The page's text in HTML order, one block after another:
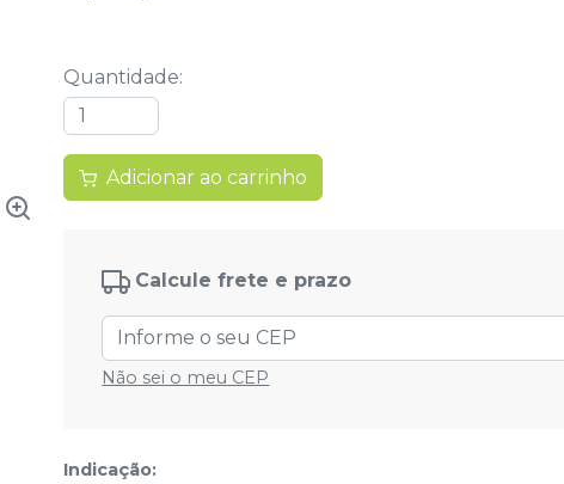
Quantidade:
Adicionar ao carrinho
Calcule frete e prazo
Não sei o meu CEP
Indicação: